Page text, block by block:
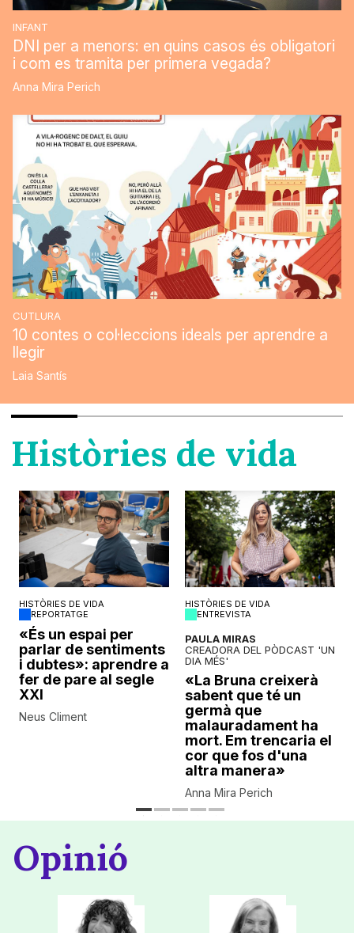
INFANT
DNI per a menors: en quins casos és obligatori
i com es tramita per primera vegada?
Anna Mira Perich
CUTLURA
10 contes o col·leccions ideals per aprendre a
llegir
Laia Santís
Històries de vida
HISTÒRIES DE VIDA
REPORTATGE
«És un espai per
parlar de sentiments
i dubtes»: aprendre a
fer de pare al segle
XXI
Neus Climent
HISTÒRIES DE VIDA
ENTREVISTA
PAULA MIRAS
CREADORA DEL PÒDCAST 'UN
DIA MÉS'
«La Bruna creixerà
sabent que té un
germà que
malauradament ha
mort. Em trencaria el
cor que fos d'una
altra manera»
Anna Mira Perich
Opinió